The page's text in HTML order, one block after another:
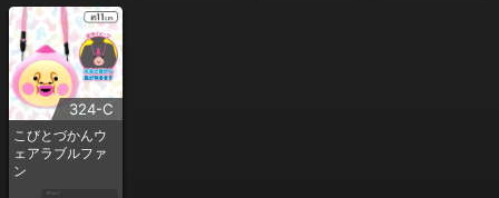
324-C
こびとづかんウ
ェアラブルファ
ン
1PLAY